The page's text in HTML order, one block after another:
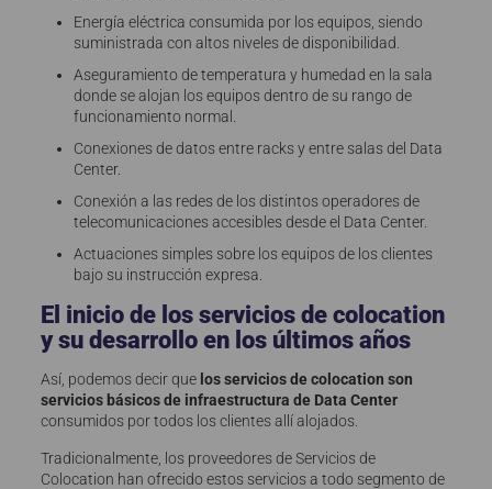
Energía eléctrica consumida por los equipos, siendo
suministrada con altos niveles de disponibilidad.
Aseguramiento de temperatura y humedad en la sala
donde se alojan los equipos dentro de su rango de
funcionamiento normal.
Conexiones de datos entre racks y entre salas del Data
Center.
Conexión a las redes de los distintos operadores de
telecomunicaciones accesibles desde el Data Center.
Actuaciones simples sobre los equipos de los clientes
bajo su instrucción expresa.
El inicio de los servicios de colocation
y su desarrollo en los últimos años
Así, podemos decir quelos servicios de colocation son
servicios básicos de infraestructura de Data Center
consumidos por todos los clientes allí alojados.
Tradicionalmente, los proveedores de Servicios de
Colocation han ofrecido estos servicios a todo segmento de